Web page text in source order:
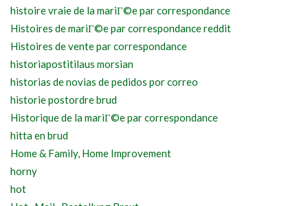
histoire vraie de la mariГ©e par correspondance
Histoires de mariГ©e par correspondance reddit
Histoires de vente par correspondance
historiapostitilaus morsian
historias de novias de pedidos por correo
historie postordre brud
Historique de la mariГ©e par correspondance
hitta en brud
Home & Family, Home Improvement
horny
hot